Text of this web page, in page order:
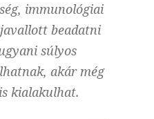
immunológiai
beadatni
súlyos
akár még
kialakulhat.